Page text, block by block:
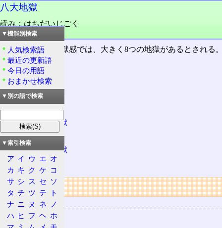
八大地獄
読み：はちだいじごく
品詞：名詞
仏教における地獄感では、大きく8つの地獄があるとされる
等活地獄
黒縄地獄
衆合地獄
叫喚地獄
大叫喚地獄
焦熱地獄
大焦熱地獄
阿鼻地獄
リンク
用語の所属
仏教
▼機能別検索
人気検索語
最近の更新語
今日の用語
おまかせ検索
▼別の語で検索
▼索引検索
ア イ ウ エ オ
カ キ ク ケ コ
サ シ ス セ ソ
タ チ ツ テ
ト
ナ ニ ヌ ネ
ノ
ハ ヒ フ ヘ ホ